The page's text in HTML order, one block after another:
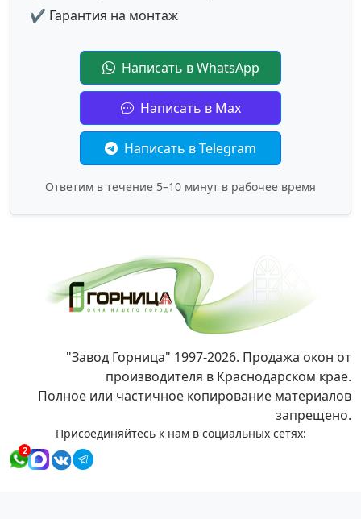
✔ Гарантия на монтаж
Написать в WhatsApp
Написать в Max
Написать в Telegram
Ответим в течение 5–10 минут в рабочее время
"Завод Горница" 1997-2026. Продажа окон от
производителя в Краснодарском крае.
Полное или частичное копирование материалов
запрещено.
Присоединяйтесь к нам в социальных сетях:
2